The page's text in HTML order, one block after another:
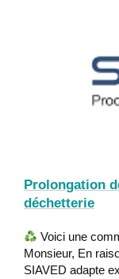
Prolongation
déchetterie
Voici une
Monsieur, En
SIAVED adapte